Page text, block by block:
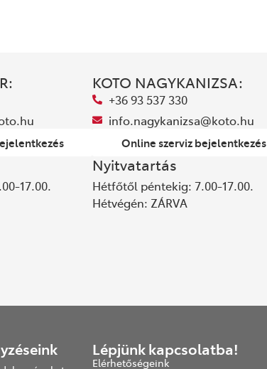
17.00.
KOTO NAGYKANIZSA:
+36 93 537 330
info.nagykanizsa@koto.hu
Online szerviz bejelentkezés
Nyitvatartás
Hétfőtől péntekig: 7.00-17.00.
Hétvégén: ZÁRVA
Lépjünk kapcsolatba!
Elérhetőségeink